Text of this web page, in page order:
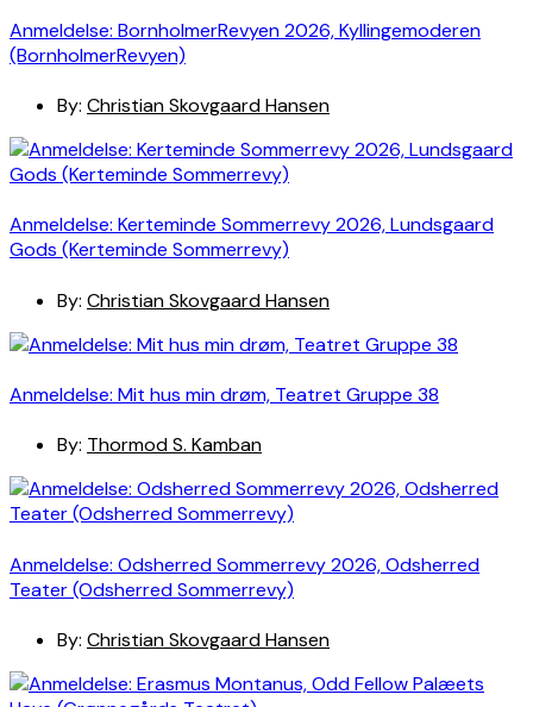
Anmeldelse: BornholmerRevyen 2026, Kyllingemoderen
(BornholmerRevyen)
By: Christian Skovgaard Hansen
Anmeldelse: Kerteminde Sommerrevy 2026, Lundsgaard
Gods (Kerteminde Sommerrevy)
By: Christian Skovgaard Hansen
Anmeldelse: Mit hus min drøm, Teatret Gruppe 38
By: Thormod S. Kamban
Anmeldelse: Odsherred Sommerrevy 2026, Odsherred
Teater (Odsherred Sommerrevy)
By: Christian Skovgaard Hansen